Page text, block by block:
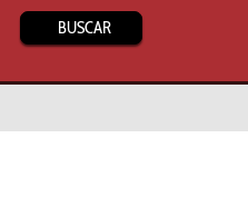
BUSCAR